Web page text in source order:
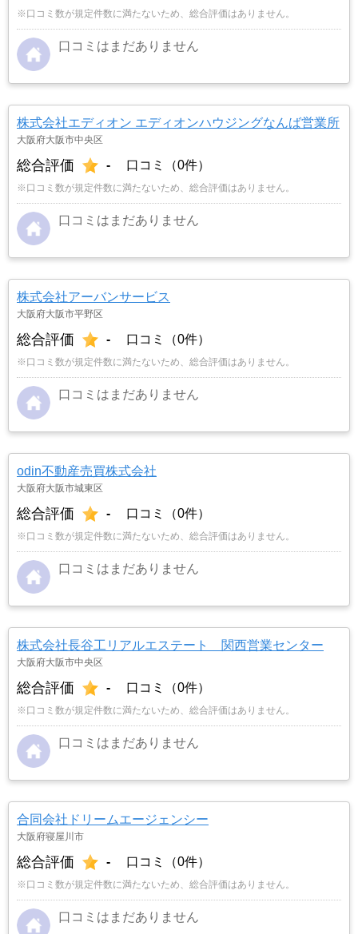
※口コミ数が規定件数に満たないため、総合評価はありません。
口コミはまだありません
株式会社エディオン エディオンハウジングなんば営業所
大阪府大阪市中央区
総合評価 - 口コミ（0件）
※口コミ数が規定件数に満たないため、総合評価はありません。
口コミはまだありません
株式会社アーバンサービス
大阪府大阪市平野区
総合評価 - 口コミ（0件）
※口コミ数が規定件数に満たないため、総合評価はありません。
口コミはまだありません
odin不動産売買株式会社
大阪府大阪市城東区
総合評価 - 口コミ（0件）
※口コミ数が規定件数に満たないため、総合評価はありません。
口コミはまだありません
株式会社長谷工リアルエステート 関西営業センター
大阪府大阪市中央区
総合評価 - 口コミ（0件）
※口コミ数が規定件数に満たないため、総合評価はありません。
口コミはまだありません
合同会社ドリームエージェンシー
大阪府寝屋川市
総合評価 - 口コミ（0件）
※口コミ数が規定件数に満たないため、総合評価はありません。
口コミはまだありません